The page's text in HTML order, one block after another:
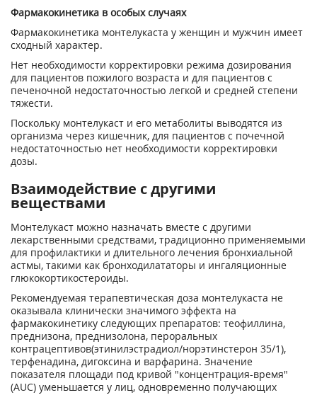
Фармакокинетика в особых случаях
Фармакокинетика монтелукаста у женщин и мужчин имеет
сходный характер.
Нет необходимости корректировки режима дозирования
для пациентов пожилого возраста и для пациентов с
печеночной недостаточностью легкой и средней степени
тяжести.
Поскольку монтелукаст и его метаболиты выводятся из
организма через кишечник, для пациентов с почечной
недостаточностью нет необходимости корректировки
дозы.
Взаимодействие с другими
веществами
Монтелукаст можно назначать вместе с другими
лекарственными средствами, традиционно применяемыми
для профилактики и длительного лечения бронхиальной
астмы, такими как бронходилататоры и ингаляционные
глюкокортикостероиды.
Рекомендуемая терапевтическая доза монтелукаста не
оказывала клинически значимого эффекта на
фармакокинетику следующих препаратов: теофиллина,
преднизона, преднизолона, пероральных
контрацептивов(этинилэстрадиол/норэтинстерон 35/1),
терфенадина, дигоксина и варфарина. Значение
показателя площади под кривой "концентрация-время"
(AUC) уменьшается у лиц, одновременно получающих